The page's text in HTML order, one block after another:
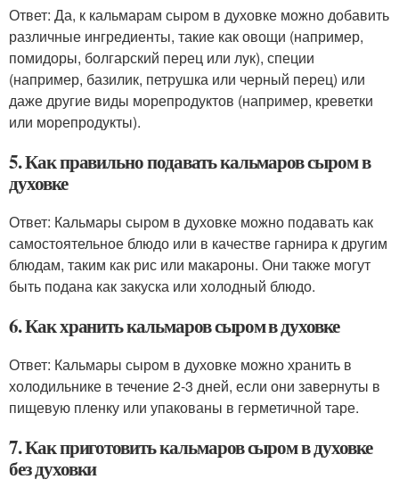
Ответ: Да, к кальмарам сыром в духовке можно добавить
различные ингредиенты, такие как овощи (например,
помидоры, болгарский перец или лук), специи
(например, базилик, петрушка или черный перец) или
даже другие виды морепродуктов (например, креветки
или морепродукты).
5. Как правильно подавать кальмаров сыром в
духовке
Ответ: Кальмары сыром в духовке можно подавать как
самостоятельное блюдо или в качестве гарнира к другим
блюдам, таким как рис или макароны. Они также могут
быть подана как закуска или холодный блюдо.
6. Как хранить кальмаров сыром в духовке
Ответ: Кальмары сыром в духовке можно хранить в
холодильнике в течение 2-3 дней, если они завернуты в
пищевую пленку или упакованы в герметичной таре.
7. Как приготовить кальмаров сыром в духовке
без духовки